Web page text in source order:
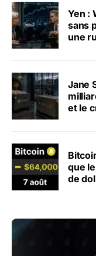
Yen :
sans
une
Jane
et le
que
de